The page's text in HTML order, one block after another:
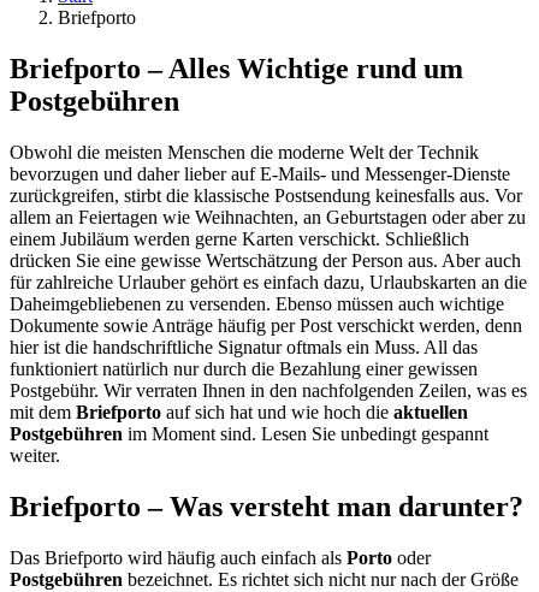
Briefporto
Briefporto – Alles Wichtige rund um
Postgebühren
Obwohl die meisten Menschen die moderne Welt der Technik
bevorzugen und daher lieber auf E-Mails- und Messenger-Dienste
zurückgreifen, stirbt die klassische Postsendung keinesfalls aus. Vor
allem an Feiertagen wie Weihnachten, an Geburtstagen oder aber zu
einem Jubiläum werden gerne Karten verschickt. Schließlich
drücken Sie eine gewisse Wertschätzung der Person aus. Aber auch
für zahlreiche Urlauber gehört es einfach dazu, Urlaubskarten an die
Daheimgebliebenen zu versenden. Ebenso müssen auch wichtige
Dokumente sowie Anträge häufig per Post verschickt werden, denn
hier ist die handschriftliche Signatur oftmals ein Muss. All das
funktioniert natürlich nur durch die Bezahlung einer gewissen
Postgebühr. Wir verraten Ihnen in den nachfolgenden Zeilen, was es
mit dem Briefporto auf sich hat und wie hoch die aktuellen
Postgebühren im Moment sind. Lesen Sie unbedingt gespannt
weiter.
Briefporto – Was versteht man darunter?
Das Briefporto wird häufig auch einfach als Porto oder
Postgebühren bezeichnet. Es richtet sich nicht nur nach der Größe